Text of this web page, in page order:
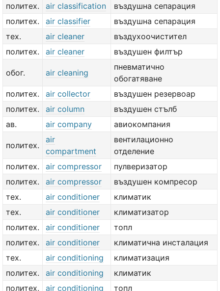
политех.
air classification
въздушна сепарация
политех.
air classifier
въздушна сепарация
тех.
air cleaner
въздухоочистител
политех.
air cleaner въздушен филтър
обог. air cleaning
пневматично
обогатяване
политех.
air collector
въздушен резервоар
политех.
air column
въздушен стълб
ав.
air company авиокомпания
политех.
air
compartment
вентилационно
отделение
политех.
air compressor
пулверизатор
политех.
air compressor
въздушен компресор
тех.
air conditioner
климатик
тех.
air conditioner
климатизатор
политех.
air conditioner
топл
политех.
air conditioner
климатична инсталация
тех.
air conditioning
климатизация
политех.
air conditioning
климатик
политех.
air conditioning
топл